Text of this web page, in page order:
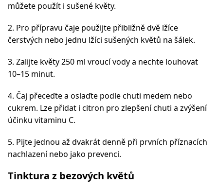
můžete použít i sušené květy.
2. Pro přípravu čaje použijte přibližně dvě lžíce
čerstvých nebo jednu lžíci sušených květů na šálek.
3. Zalijte květy 250 ml vroucí vody a nechte louhovat
10–15 minut.
4. Čaj přeceďte a oslaďte podle chuti medem nebo
cukrem. Lze přidat i citron pro zlepšení chuti a zvýšení
účinku vitaminu C.
5. Pijte jednou až dvakrát denně při prvních příznacích
nachlazení nebo jako prevenci.
Tinktura z bezových květů